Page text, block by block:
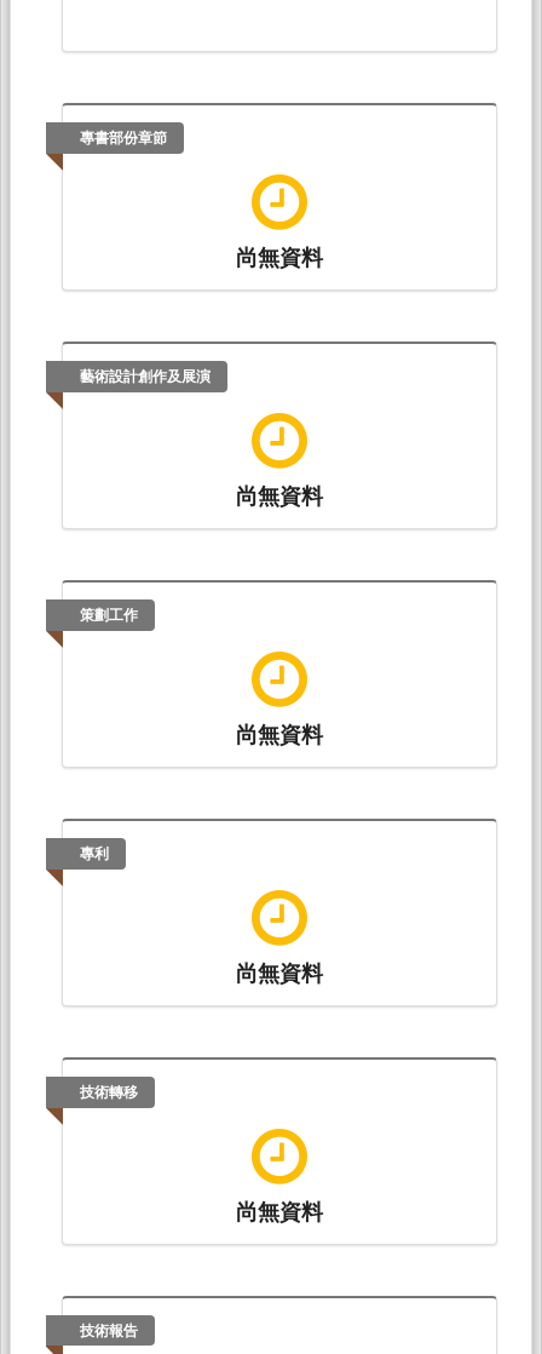
專書部份章節
尚無資料
藝術設計創作及展演
尚無資料
策劃工作
尚無資料
專利
尚無資料
技術轉移
尚無資料
技術報告